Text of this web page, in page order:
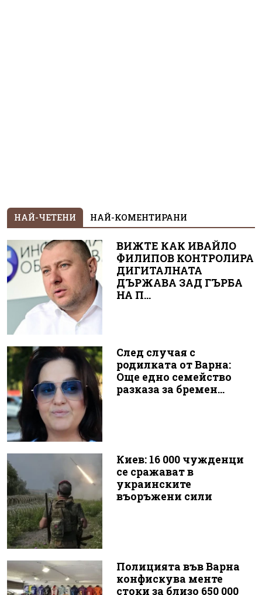
НАЙ-ЧЕТЕНИ НАЙ-КОМЕНТИРАНИ
ВИЖТЕ КАК ИВАЙЛО
ФИЛИПОВ КОНТРОЛИРА
ДИГИТАЛНАТА
ДЪРЖАВА ЗАД ГЪРБА
НА П...
След случая с
родилката от Варна:
Още едно семейство
разказа за бремен...
Киев: 16 000 чужденци
се сражават в
украинските
въоръжени сили
Полицията във Варна
конфискува менте
стоки за близо 650 000